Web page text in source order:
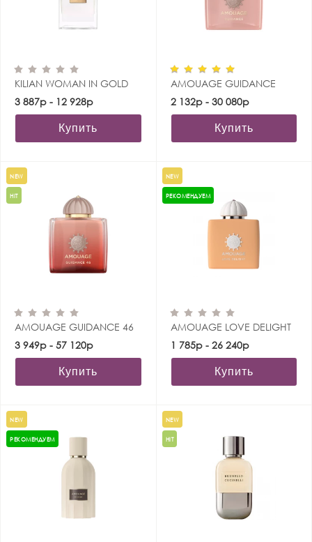
KILIAN WOMAN IN GOLD
3 887р - 12 928р
Купить
AMOUAGE GUIDANCE
2 132р - 30 080р
Купить
NEW
HIT
AMOUAGE GUIDANCE 46
3 949р - 57 120р
Купить
NEW
РЕКОМЕНДУЕМ
AMOUAGE LOVE DELIGHT
1 785р - 26 240р
Купить
NEW
РЕКОМЕНДУЕМ
NEW
HIT